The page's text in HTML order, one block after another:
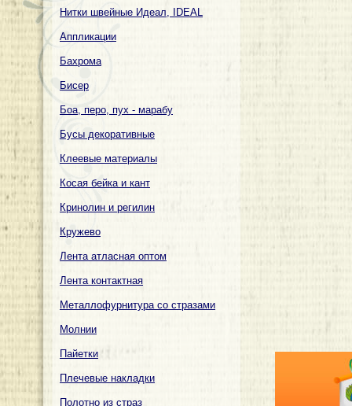
Нитки швейные Идеал, IDEAL
Аппликации
Бахрома
Бисер
Боа, перо, пух - марабу
Бусы декоративные
Клеевые материалы
Косая бейка и кант
Кринолин и регилин
Кружево
Лента атласная оптом
Лента контактная
Металлофурнитура со стразами
Молнии
Пайетки
Плечевые накладки
Полотно из страз